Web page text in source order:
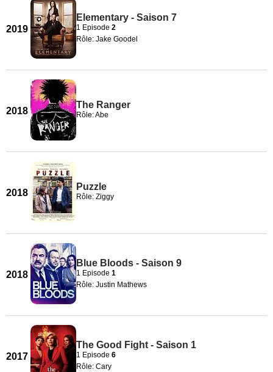
2019
Elementary - Saison 7
1 Episode 2
Rôle: Jake Goodel
2018
The Ranger
Rôle: Abe
2018
Puzzle
Rôle: Ziggy
2018
Blue Bloods - Saison 9
1 Episode 1
Rôle: Justin Mathews
2017
The Good Fight - Saison 1
1 Episode 6
Rôle: Cary